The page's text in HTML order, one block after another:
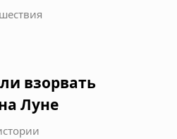
взорвать
Луне